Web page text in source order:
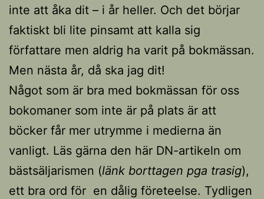
inte att åka dit – i år heller. Och det börjar
faktiskt bli lite pinsamt att kalla sig
författare men aldrig ha varit på bokmässan.
Men nästa år, då ska jag dit!
Något som är bra med bokmässan för oss
bokomaner som inte är på plats är att
böcker får mer utrymme i medierna än
vanligt. Läs gärna den här DN-artikeln om
bästsäljarismen (länk borttagen pga trasig),
ett bra ord för en dålig företeelse. Tydligen